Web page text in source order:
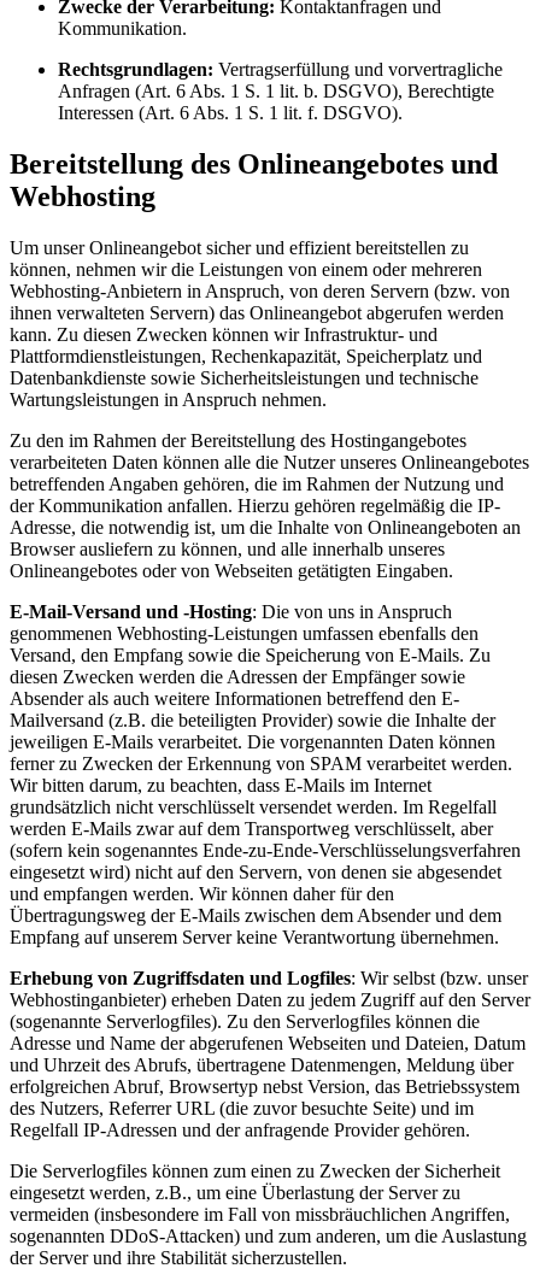
Zwecke der Verarbeitung: Kontaktanfragen und
Kommunikation.
Rechtsgrundlagen: Vertragserfüllung und vorvertragliche
Anfragen (Art. 6 Abs. 1 S. 1 lit. b. DSGVO), Berechtigte
Interessen (Art. 6 Abs. 1 S. 1 lit. f. DSGVO).
Bereitstellung des Onlineangebotes und
Webhosting
Um unser Onlineangebot sicher und effizient bereitstellen zu
können, nehmen wir die Leistungen von einem oder mehreren
Webhosting-Anbietern in Anspruch, von deren Servern (bzw. von
ihnen verwalteten Servern) das Onlineangebot abgerufen werden
kann. Zu diesen Zwecken können wir Infrastruktur- und
Plattformdienstleistungen, Rechenkapazität, Speicherplatz und
Datenbankdienste sowie Sicherheitsleistungen und technische
Wartungsleistungen in Anspruch nehmen.
Zu den im Rahmen der Bereitstellung des Hostingangebotes
verarbeiteten Daten können alle die Nutzer unseres Onlineangebotes
betreffenden Angaben gehören, die im Rahmen der Nutzung und
der Kommunikation anfallen. Hierzu gehören regelmäßig die IP-
Adresse, die notwendig ist, um die Inhalte von Onlineangeboten an
Browser ausliefern zu können, und alle innerhalb unseres
Onlineangebotes oder von Webseiten getätigten Eingaben.
E-Mail-Versand und -Hosting: Die von uns in Anspruch
genommenen Webhosting-Leistungen umfassen ebenfalls den
Versand, den Empfang sowie die Speicherung von E-Mails. Zu
diesen Zwecken werden die Adressen der Empfänger sowie
Absender als auch weitere Informationen betreffend den E-
Mailversand (z.B. die beteiligten Provider) sowie die Inhalte der
jeweiligen E-Mails verarbeitet. Die vorgenannten Daten können
ferner zu Zwecken der Erkennung von SPAM verarbeitet werden.
Wir bitten darum, zu beachten, dass E-Mails im Internet
grundsätzlich nicht verschlüsselt versendet werden. Im Regelfall
werden E-Mails zwar auf dem Transportweg verschlüsselt, aber
(sofern kein sogenanntes Ende-zu-Ende-Verschlüsselungsverfahren
eingesetzt wird) nicht auf den Servern, von denen sie abgesendet
und empfangen werden. Wir können daher für den
Übertragungsweg der E-Mails zwischen dem Absender und dem
Empfang auf unserem Server keine Verantwortung übernehmen.
Erhebung von Zugriffsdaten und Logfiles: Wir selbst (bzw. unser
Webhostinganbieter) erheben Daten zu jedem Zugriff auf den Server
(sogenannte Serverlogfiles). Zu den Serverlogfiles können die
Adresse und Name der abgerufenen Webseiten und Dateien, Datum
und Uhrzeit des Abrufs, übertragene Datenmengen, Meldung über
erfolgreichen Abruf, Browsertyp nebst Version, das Betriebssystem
des Nutzers, Referrer URL (die zuvor besuchte Seite) und im
Regelfall IP-Adressen und der anfragende Provider gehören.
Die Serverlogfiles können zum einen zu Zwecken der Sicherheit
eingesetzt werden, z.B., um eine Überlastung der Server zu
vermeiden (insbesondere im Fall von missbräuchlichen Angriffen,
sogenannten DDoS-Attacken) und zum anderen, um die Auslastung
der Server und ihre Stabilität sicherzustellen.